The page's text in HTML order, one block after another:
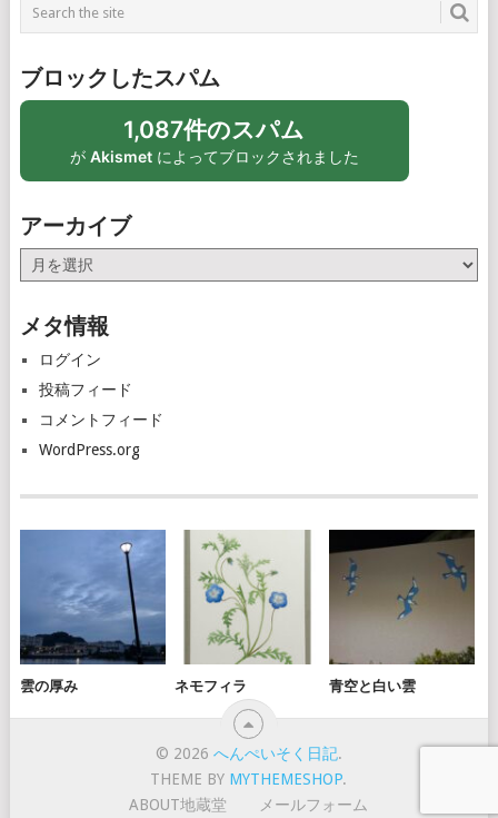
ブロックしたスパム
1,087件のスパム
が Akismetによってブロックされました
アーカイブ
ー
イ
メタ情報
ログイン
投稿フィード
コメントフィード
WordPress.org
雲の厚み ネモフィラ 青空と白い雲
© 2026 へんぺいそく日記.
THEME BY MYTHEMESHOP.
ABOUT地蔵堂
メールフォーム